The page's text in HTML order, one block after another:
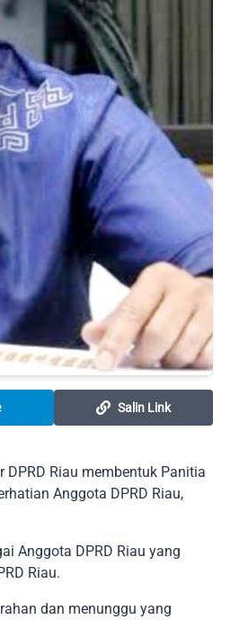
Salin Link
DPRD Riau membentuk Panitia
Anggota DPRD Riau,
Anggota DPRD Riau yang
Riau.
dan menunggu yang